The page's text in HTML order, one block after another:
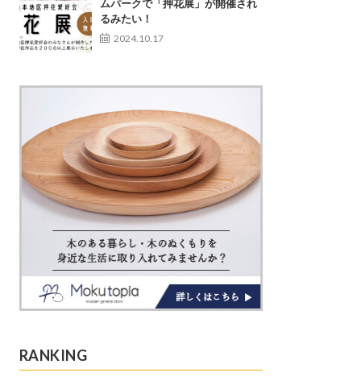
ムパークで「押花展」が開催され
るみたい！
2024.10.17
RANKING